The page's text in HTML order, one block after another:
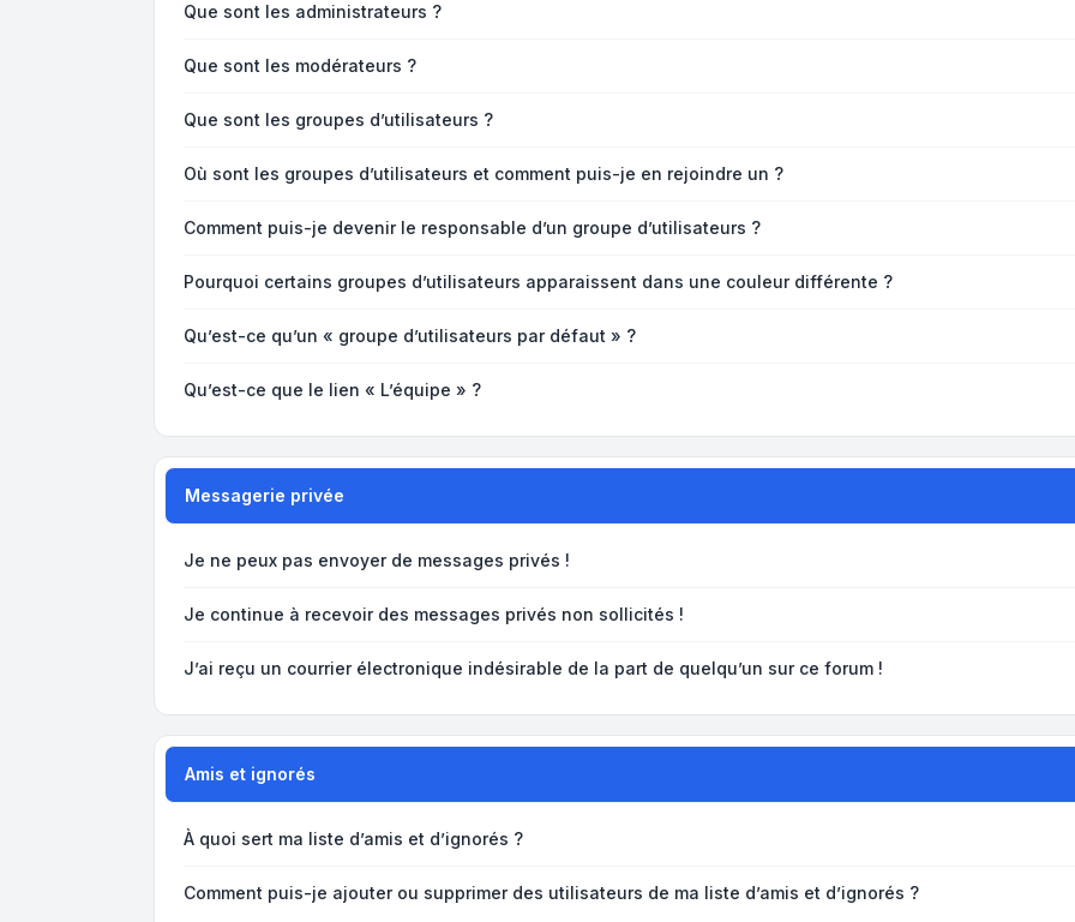
Que sont les administrateurs ?
Que sont les modérateurs ?
Que sont les groupes d’utilisateurs ?
Où sont les groupes d’utilisateurs et comment puis-je en rejoindre un ?
Comment puis-je devenir le responsable d’un groupe d’utilisateurs ?
Pourquoi certains groupes d’utilisateurs apparaissent dans une couleur différente ?
Qu’est-ce qu’un « groupe d’utilisateurs par défaut » ?
Qu’est-ce que le lien « L’équipe » ?
Messagerie privée
Je ne peux pas envoyer de messages privés !
Je continue à recevoir des messages privés non sollicités !
J’ai reçu un courrier électronique indésirable de la part de quelqu’un sur ce forum !
Amis et ignorés
À quoi sert ma liste d’amis et d’ignorés ?
Comment puis-je ajouter ou supprimer des utilisateurs de ma liste d’amis et d’ignorés ?